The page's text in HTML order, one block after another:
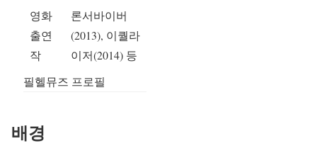
영화
출연
작
론서바이버
(2013), 이퀄라
이저(2014) 등
필헬뮤즈 프로필
배경